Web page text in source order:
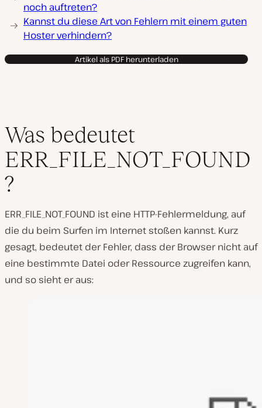
noch auftreten?
Kannst du diese Art von Fehlern mit einem guten
Hoster verhindern?
Artikel als PDF herunterladen
Was bedeutet
ERR_FILE_NOT_FOUND
?
ERR_FILE_NOT_FOUND ist eine HTTP-Fehlermeldung, auf
die du beim Surfen im Internet stoßen kannst. Kurz
gesagt, bedeutet der Fehler, dass der Browser nicht auf
eine bestimmte Datei oder Ressource zugreifen kann,
und so sieht er aus: